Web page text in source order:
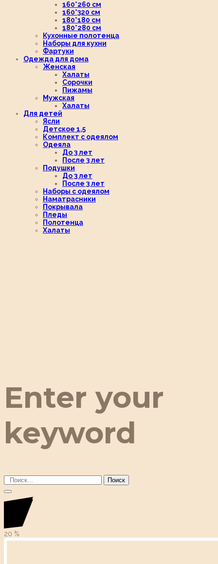
160*260 см
160*320 см
180*180 см
180*280 см
Кухонные полотенца
Наборы для кухни
Фартуки
Одежда для дома
Женская
Халаты
Сорочки
Пижамы
Мужская
Халаты
Для детей
Ясли
Детское 1,5
Комплект с одеялом
Одеяла
До 3 лет
После 3 лет
Подушки
До 3 лет
После 3 лет
Наборы с одеялом
Наматрасники
Покрывала
Пледы
Полотенца
Халаты
Enter your
keyword
Поиск
20 %